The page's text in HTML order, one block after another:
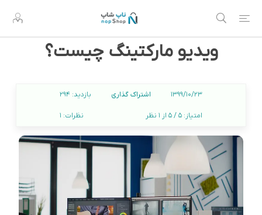
ویدیو مارکتینگ چیست؟
1399/10/23 اشتراک گذاری بازدید: 294
امتیاز: 5 / 5 از 1 نظر نظرات: 1